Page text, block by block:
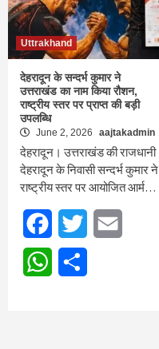
Uttrakhand
देहरादून के सन्दर्भ कुमार ने
उत्तराखंड का नाम किया रौशन,
राष्ट्रीय स्तर पर प्राप्त की बड़ी
उपलब्धि
June 2, 2026 aajtakadmin
देहरादून। उत्तराखंड की राजधानी
देहरादून के निवासी सन्दर्भ कुमार ने
राष्ट्रीय स्तर पर आयोजित आर्म…
FacebookTwitter
WhatsApp